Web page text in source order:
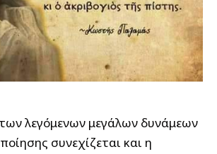
λεγόμενων μεγάλων δυνάμεων
συνεχίζεται και η